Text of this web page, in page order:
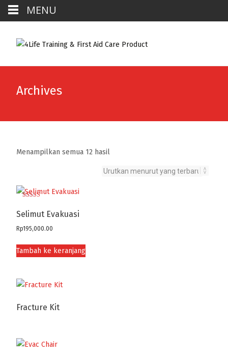
Archives
Menampilkan semua 12 hasil
Selimut Evakuasi
5.00
dari 5
Rp195,000.00
Tambah ke keranjang
Fracture Kit
MENU